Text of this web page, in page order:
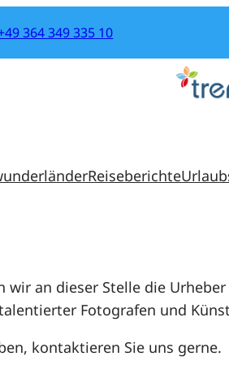
364 349 335 10
Reiseberichte
an dieser Stelle die
Fotografen und
kontaktieren Sie uns gerne.